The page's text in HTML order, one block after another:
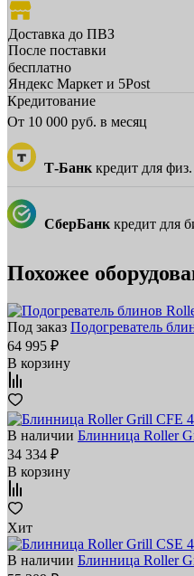
Доставка до ПВЗ
После поставки
бесплатно
Яндекс Маркет и 5Post
Кредитование
От 10 000 руб. в месяц
Т-Банк кредит для
СберБанк кредит для
Похожее
Под заказ Подогреватель
64 995 ₽
В корзину
В наличии Блинница Roller
34 334 ₽
В корзину
Хит
В наличии Блинница Roller